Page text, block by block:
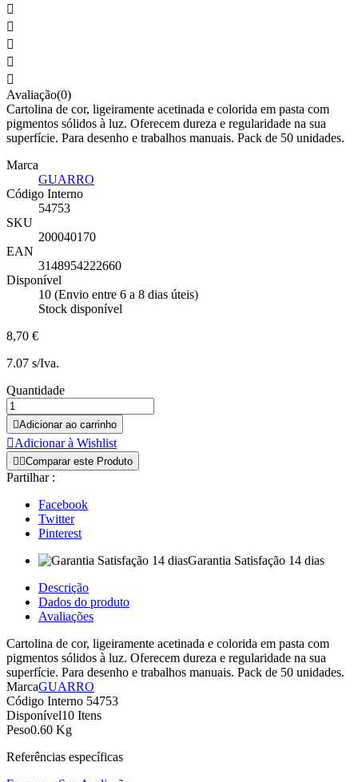





Avaliação(0)
Cartolina de cor, ligeiramente acetinada e colorida em pasta com
pigmentos sólidos à luz. Oferecem dureza e regularidade na sua
superfície. Para desenho e trabalhos manuais. Pack de 50 unidades.
Marca
GUARRO
Código Interno
54753
SKU
200040170
EAN
3148954222660
Disponível
10 (Envio entre 6 a 8 dias úteis)
Stock disponível
8,70 €
7.07 s/Iva.
Quantidade
Adicionar ao carrinho
Adicionar à Wishlist
 Comparar este Produto
Partilhar :
Facebook
Twitter
Pinterest
Garantia Satisfação 14 dias
Descrição
Dados do produto
Avaliações
Cartolina de cor, ligeiramente acetinada e colorida em pasta com
pigmentos sólidos à luz. Oferecem dureza e regularidade na sua
superfície. Para desenho e trabalhos manuais. Pack de 50 unidades.
MarcaGUARRO
Código Interno 54753
Disponível10 Itens
Peso0.60 Kg
Referências específicas